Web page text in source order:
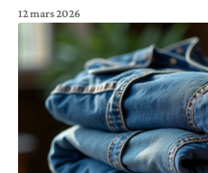
12 mars 2026